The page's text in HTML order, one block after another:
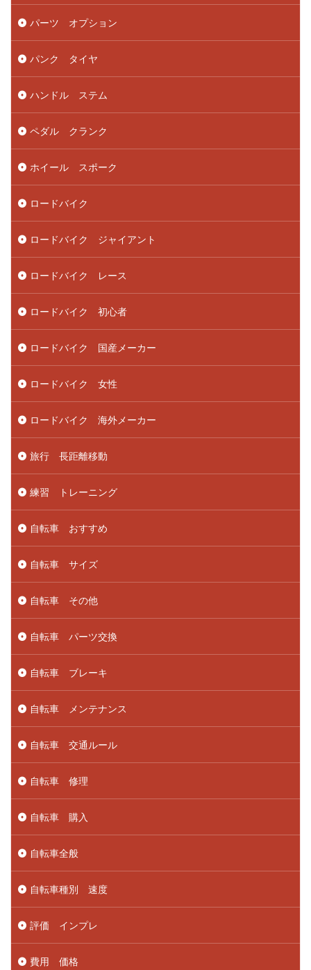
パーツ オプション
パンク タイヤ
ハンドル ステム
ペダル クランク
ホイール スポーク
ロードバイク
ロードバイク ジャイアント
ロードバイク レース
ロードバイク 初心者
ロードバイク 国産メーカー
ロードバイク 女性
ロードバイク 海外メーカー
旅行 長距離移動
練習 トレーニング
自転車 おすすめ
自転車 サイズ
自転車 その他
自転車 パーツ交換
自転車 ブレーキ
自転車 メンテナンス
自転車 交通ルール
自転車 修理
自転車 購入
自転車全般
自転車種別 速度
評価 インプレ
費用 価格